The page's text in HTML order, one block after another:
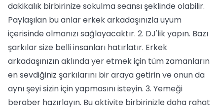
dakikalık birbirinize sokulma seansı şeklinde olabilir.
Paylaşılan bu anlar erkek arkadaşınızla uyum
içerisinde olmanızı sağlayacaktır. 2. DJ'lik yapın. Bazı
şarkılar size belli insanları hatırlatır. Erkek
arkadaşınızın aklında yer etmek için tüm zamanların
en sevdiğiniz şarkılarını bir araya getirin ve onun da
aynı şeyi sizin için yapmasını isteyin. 3. Yemeği
beraber hazırlayın. Bu aktivite birbirinizle daha rahat